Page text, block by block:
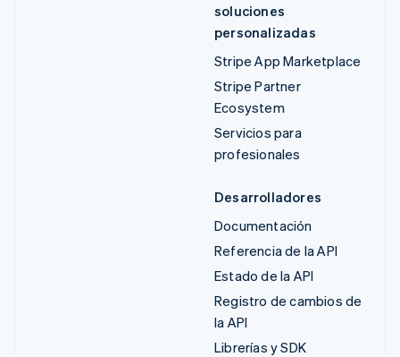
soluciones
personalizadas
Stripe App Marketplace
Stripe Partner
Ecosystem
Servicios para
profesionales
Desarrolladores
Documentación
Referencia de la API
Estado de la API
Registro de cambios de
la API
Librerías y SDK